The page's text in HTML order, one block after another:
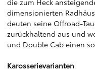
die zum Heck
dimensionierten
deuten seine Offroad-
zurückhaltend aus und
und Double Cab einen
Karosserievarianten